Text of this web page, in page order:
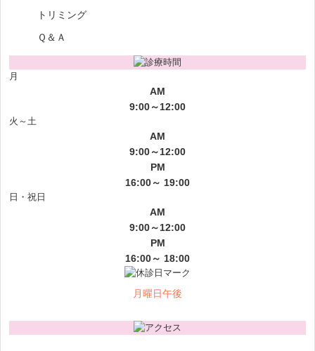
トリミング
Ｑ＆Ａ
月
AM
9:00～12:00
火～土
AM
9:00～12:00
PM
16:00～ 19:00
日・祝日
AM
9:00～12:00
PM
16:00～ 18:00
月曜日午後